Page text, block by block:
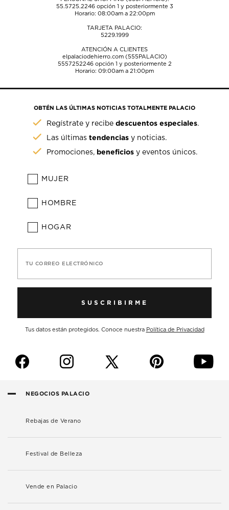
55.5725.2246opción 1 y posteriormente 3
Horario: 08:00am a 22:00pm
TARJETA PALACIO:
5229.1999
ATENCIÓN A CLIENTES
elpalaciodehierro.com (555PALACIO)
5557252246opción 1 y posteriormente 2
Horario: 09:00am a 21:00pm
OBTÉN LAS ÚLTIMAS NOTICIAS TOTALMENTE PALACIO
Regístrate y recibedescuentos especiales.
Las últimastendencias y noticias.
Promociones, beneficios y eventos únicos.
MUJER
HOMBRE
HOGAR
TU CORREO ELECTRÓNICO
SUSCRIBIRME
Tus datos están protegidos. Conoce nuestra Política de Privacidad
f i p y
NEGOCIOS PALACIO
Rebajas de Verano
Festival de Belleza
Vende en Palacio